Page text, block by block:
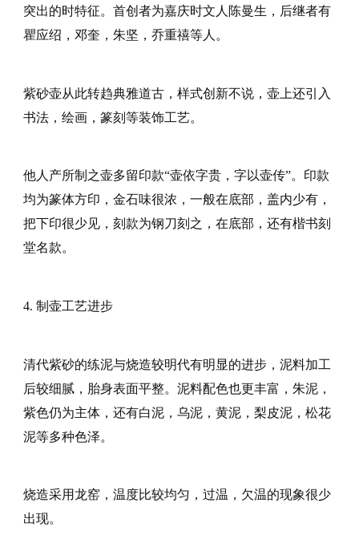
突出的时特征。首创者为嘉庆时文人陈曼生，后继者有
瞿应绍，邓奎，朱坚，乔重禧等人。
紫砂壶从此转趋典雅道古，样式创新不说，壶上还引入
书法，绘画，篆刻等装饰工艺。
他人产所制之壶多留印款“壶依字贵，字以壶传”。印款
均为篆体方印，金石味很浓，一般在底部，盖内少有，
把下印很少见，刻款为钢刀刻之，在底部，还有楷书刻
堂名款。
4. 制壶工艺进步
清代紫砂的练泥与烧造较明代有明显的进步，泥料加工
后较细腻，胎身表面平整。泥料配色也更丰富，朱泥，
紫色仍为主体，还有白泥，乌泥，黄泥，梨皮泥，松花
泥等多种色泽。
烧造采用龙窑，温度比较均匀，过温，欠温的现象很少
出现。